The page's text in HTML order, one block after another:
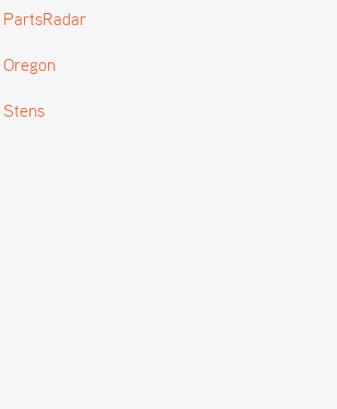
PartsRadar
Oregon
Stens